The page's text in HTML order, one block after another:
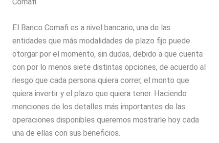
El Banco Comafi es a nivel bancario, una de las
entidades que más modalidades de plazo fijo puede
otorgar por el momento, sin dudas, debido a que cuenta
con por lo menos siete distintas opciones, de acuerdo al
riesgo que cada persona quiera correr, el monto que
quiera invertir y el plazo que quiera tener. Haciendo
menciones de los detalles más importantes de las
operaciones disponibles queremos mostrarle hoy cada
una de ellas con sus beneficios.